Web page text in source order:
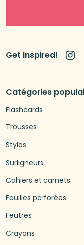
Catégories
Flashcards
Trousses
Stylos
Surligneurs
Cahiers et carnets
Feuilles perforées
Feutres
Crayons
Get inspired!